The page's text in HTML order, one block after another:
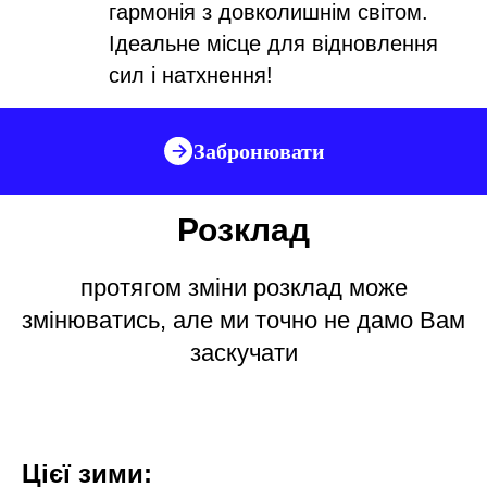
гармонія з довколишнім світом.
Ідеальне місце для відновлення
сил і натхнення!
Забронювати
Розклад
протягом зміни розклад може
змінюватись, але ми точно не дамо Вам
заскучати
Цієї зими: